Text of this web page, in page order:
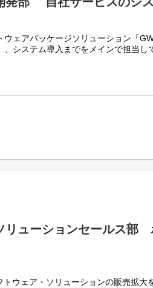
ェアパッケージソリューション「
、システム導入までをメインで担当
や、物流センターの運営管理をして
クグラウンドを持つ仲間と共に、こ
Lambda
」競争力ある形へ進化させ、お客様
リューションセールス
ウェア・ソリューションの販売拡